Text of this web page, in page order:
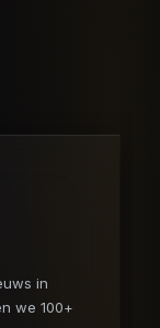
in
we 100+